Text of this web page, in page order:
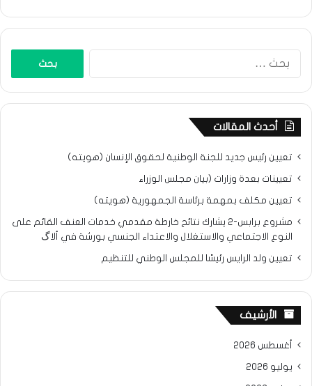
أحدث المقالات
تعيين رئيس جديد للجنة الوطنية لحقوق الإنسان (هويته)
تعيينات بعدة وزارات (بيان مجلس الوزراء
تعيين مكلف بمهمة برئاسة الجمهورية (هويته)
مشروع برابس-2 يشارك نتائح خارطة مقدمي خدمات العنف القائم على
النوع الاجتماعي والاستغلال والاعتداء الجنسي بورشة في ألاگ
تعيين ولد الرايس رئيسًا للمجلس الوطني للتنظيم
الأرشيف
أغسطس 2026
يوليو 2026